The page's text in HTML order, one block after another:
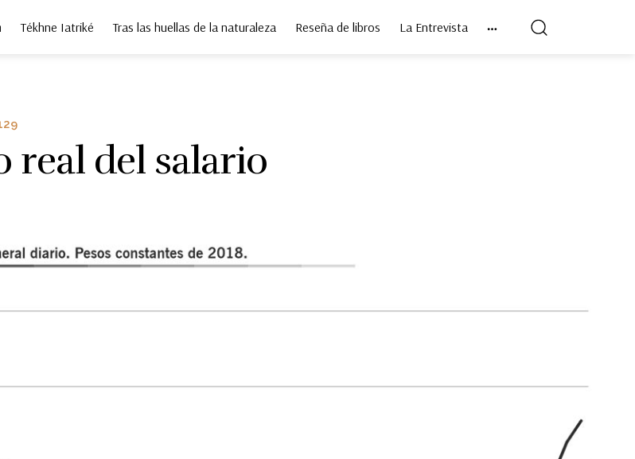
Tékhne Iatriké Tras las huellas de la naturaleza Reseña de libros La Entrevista
real del salario